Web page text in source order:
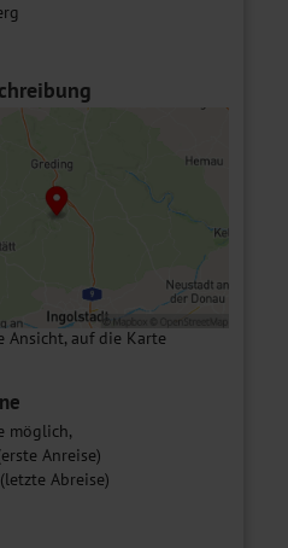
Ansicht, auf die Karte
möglich,
Anreise)
Abreise)